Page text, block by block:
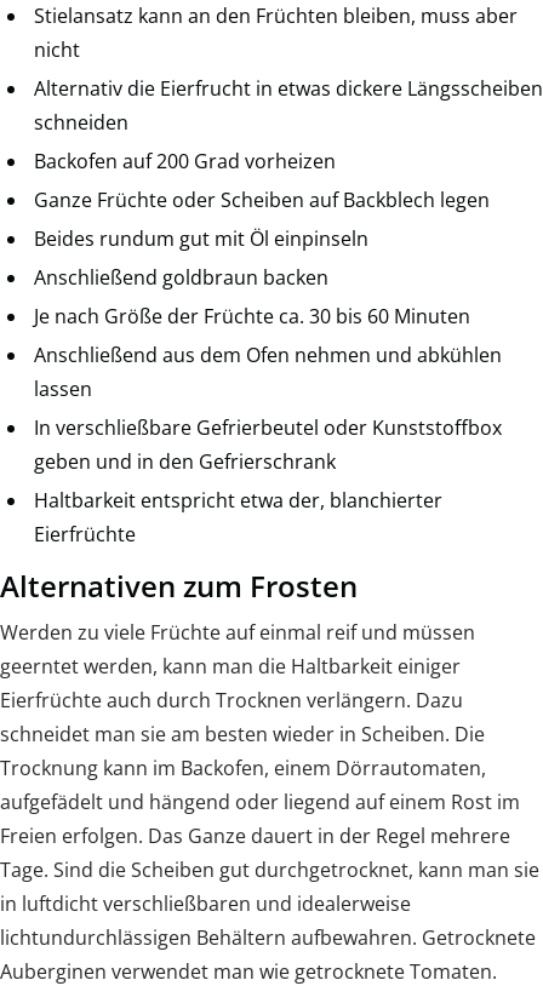
Stielansatz kann an den Früchten bleiben, muss aber
nicht
Alternativ die Eierfrucht in etwas dickere Längsscheiben
schneiden
Backofen auf 200 Grad vorheizen
Ganze Früchte oder Scheiben auf Backblech legen
Beides rundum gut mit Öl einpinseln
Anschließend goldbraun backen
Je nach Größe der Früchte ca. 30 bis 60 Minuten
Anschließend aus dem Ofen nehmen und abkühlen
lassen
In verschließbare Gefrierbeutel oder Kunststoffbox
geben und in den Gefrierschrank
Haltbarkeit entspricht etwa der, blanchierter
Eierfrüchte
Alternativen zum Frosten
Werden zu viele Früchte auf einmal reif und müssen
geerntet werden, kann man die Haltbarkeit einiger
Eierfrüchte auch durch Trocknen verlängern. Dazu
schneidet man sie am besten wieder in Scheiben. Die
Trocknung kann im Backofen, einem Dörrautomaten,
aufgefädelt und hängend oder liegend auf einem Rost im
Freien erfolgen. Das Ganze dauert in der Regel mehrere
Tage. Sind die Scheiben gut durchgetrocknet, kann man sie
in luftdicht verschließbaren und idealerweise
lichtundurchlässigen Behältern aufbewahren. Getrocknete
Auberginen verwendet man wie getrocknete Tomaten.